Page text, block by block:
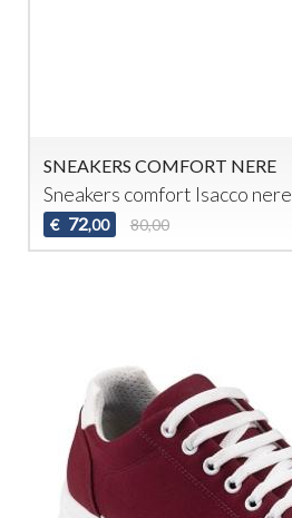
SNEAKERS COMFORT NERE
Sneakers comfort Isacco nere
€ 72,00 80,00